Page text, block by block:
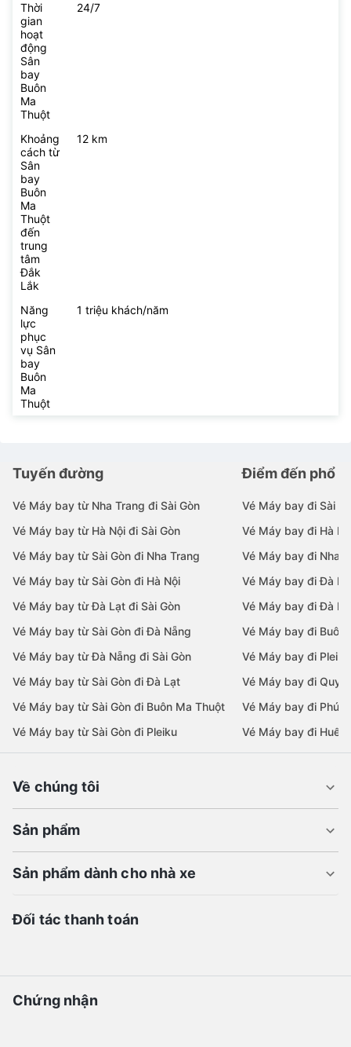
Thời
gian
hoạt
động
Sân
bay
Buôn
Ma
Thuột
24/7
Khoảng
cách từ
Sân
bay
Buôn
Ma
Thuột
đến
trung
tâm
Đắk
Lắk
12 km
Năng
lực
phục
vụ Sân
bay
Buôn
Ma
Thuột
1 triệu khách/năm
Tuyến đường
Vé Máy bay từ Nha Trang đi Sài Gòn
Vé Máy bay từ Hà Nội đi Sài Gòn
Vé Máy bay từ Sài Gòn đi Nha Trang
Vé Máy bay từ Sài Gòn đi Hà Nội
Vé Máy bay từ Đà Lạt đi Sài Gòn
Vé Máy bay từ Sài Gòn đi Đà Nẵng
Vé Máy bay từ Đà Nẵng đi Sài Gòn
Vé Máy bay từ Sài Gòn đi Đà Lạt
Vé Máy bay từ Sài Gòn đi Buôn Ma Thuột
Vé Máy bay từ Sài Gòn đi Pleiku
Điểm đến phổ
Vé Máy bay đi Sài
Vé Máy bay đi Hà
Vé Máy bay đi Nha
Vé Máy bay đi Đà
Vé Máy bay đi Đà
Vé Máy bay đi Buôn
Vé Máy bay đi Pleiku
Vé Máy bay đi Quy
Vé Máy bay đi Phú
Vé Máy bay đi Huế
Về chúng tôi
Sản phẩm
Sản phẩm dành cho nhà xe
Đối tác thanh toán
Chứng nhận